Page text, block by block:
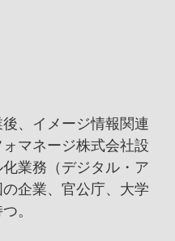
、イメージ情報関連
マネージ株式会社設
業務（デジタル・ア
企業、官公庁、大学
。